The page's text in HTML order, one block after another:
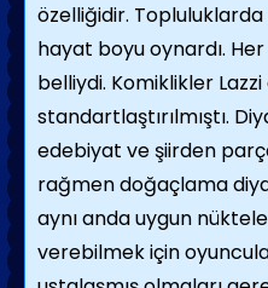
özelliğidir. Topluluklarda
hayat boyu oynardı.
belliydi. Komiklikler Lazzi
standartlaştırılmıştı.
edebiyat ve şiirden
rağmen doğaçlama
aynı anda uygun
verebilmek için